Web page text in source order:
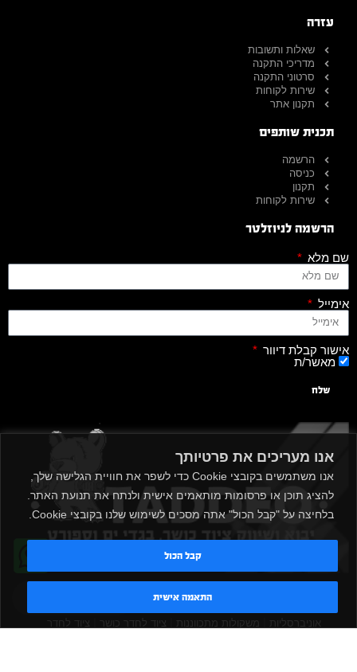
אנו מעריכים את פרטיותך
אנו משתמשים בקובצי Cookie כדי לשפר את חוויית הגלישה שלך,
להציג תוכן או פרסומות מותאמים אישית ולנתח את תנועת האתר.
בלחיצה על "קבל הכול" אתה מסכים לשימוש שלנו בקובצי Cookie.
התאמה אישית
קבל הכול
עזרה
שאלות ותשובות
מדריכי התקנה
סרטוני התקנה
שירות לקוחות
תקנון אתר
תכנית שותפים
הרשמה
כניסה
תקנון
שירות לקוחות
הרשמה לניוזלטר
שם מלא
אימייל
אישור קבלת דיוור
מאשר/ת
שלח
אוניברסליות
משקולות מתכווננות ציוד לחדר כושר
ציוד לחדר